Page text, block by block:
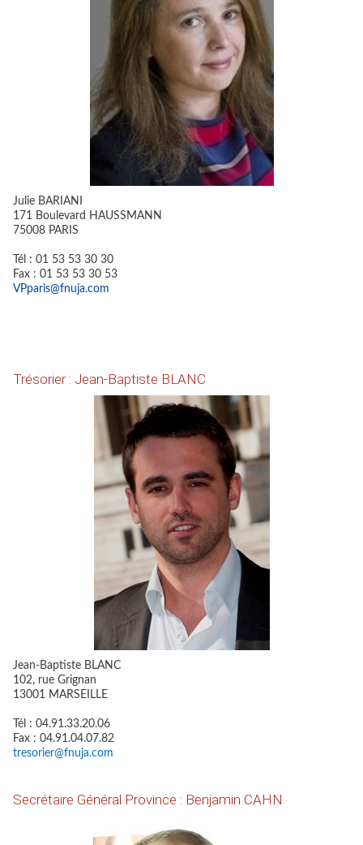
Julie BARIANI
171 Boulevard HAUSSMANN
75008 PARIS
Tél : 01 53 53 30 30
Fax : 01 53 53 30 53
VPparis@fnuja.com
Trésorier : Jean-Baptiste BLANC
Jean-Baptiste BLANC
102, rue Grignan
13001 MARSEILLE
Tél : 04.91.33.20.06
Fax : 04.91.04.07.82
tresorier@fnuja.com
Secrétaire Général Province : Benjamin CAHN